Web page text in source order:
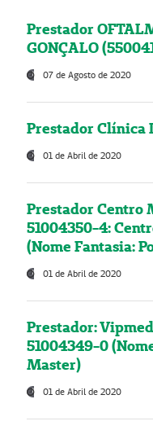
Prestador
GONÇALO
07 de Agosto de 2020
Prestador Clínica
01 de Abril de 2020
Prestador Centro
51004350-4:
(Nome Fantasia:
01 de Abril de 2020
Prestador:
51004349-0
Master)
01 de Abril de 2020